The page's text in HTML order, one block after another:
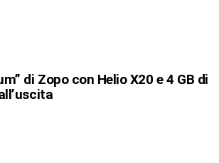
di Zopo con Helio X20 e 4 GB di